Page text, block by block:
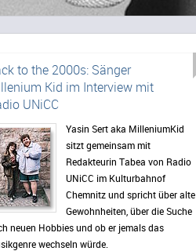
to the 2000s: Sänger
Kid im Interview mit
UNiCC
Yasin Sert aka MilleniumKid
sitzt gemeinsam mit
Redakteurin Tabea von Radio
UNiCC im Kulturbahnof
Chemnitz und spricht über alte
Gewohnheiten, über die Suche
neuen Hobbies und ob er jemals das
wechseln würde.